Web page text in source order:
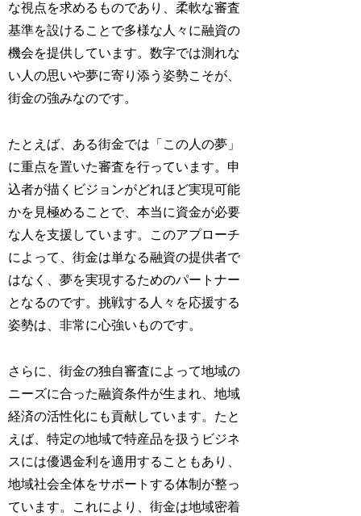
な視点を求めるものであり、柔軟な審査
基準を設けることで多様な人々に融資の
機会を提供しています。数字では測れな
い人の思いや夢に寄り添う姿勢こそが、
街金の強みなのです。
たとえば、ある街金では「この人の夢」
に重点を置いた審査を行っています。申
込者が描くビジョンがどれほど実現可能
かを見極めることで、本当に資金が必要
な人を支援しています。このアプローチ
によって、街金は単なる融資の提供者で
はなく、夢を実現するためのパートナー
となるのです。挑戦する人々を応援する
姿勢は、非常に心強いものです。
さらに、街金の独自審査によって地域の
ニーズに合った融資条件が生まれ、地域
経済の活性化にも貢献しています。たと
えば、特定の地域で特産品を扱うビジネ
スには優遇金利を適用することもあり、
地域社会全体をサポートする体制が整っ
ています。これにより、街金は地域密着